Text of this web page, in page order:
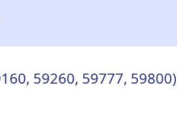
59260, 59777, 59800)